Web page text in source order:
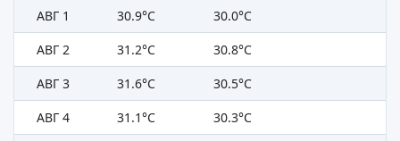
АВГ 1
30.9°C
30.0°C
АВГ 2
31.2°C
30.8°C
АВГ 3
31.6°C
30.5°C
АВГ 4
31.1°C
30.3°C